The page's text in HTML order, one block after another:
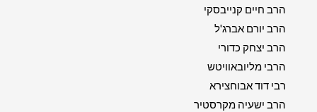
הרב חיים קנייבסקי
הרב יורם אברג'ל
הרב יצחק כדורי
הרבי מליובאוויטש
רבי דוד אבוחצירא
הרב ישעיה מקרסטיר